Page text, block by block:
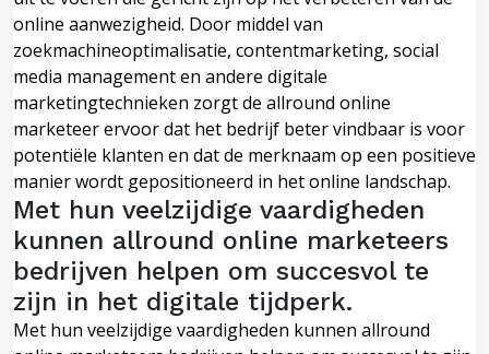
online aanwezigheid. Door middel van
zoekmachineoptimalisatie, contentmarketing, social
media management en andere digitale
marketingtechnieken zorgt de allround online
marketeer ervoor dat het bedrijf beter vindbaar is voor
potentiële klanten en dat de merknaam op een positieve
manier wordt gepositioneerd in het online landschap.
Met hun veelzijdige vaardigheden
kunnen allround online marketeers
bedrijven helpen om succesvol te
zijn in het digitale tijdperk.
Met hun veelzijdige vaardigheden kunnen allround